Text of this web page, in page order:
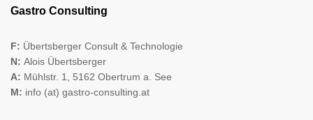
Gastro Consulting
F: Übertsberger Consult & Technologie
N: Alois Übertsberger
A: Mühlstr. 1, 5162 Obertrum a. See
M: info (at) gastro-consulting.at